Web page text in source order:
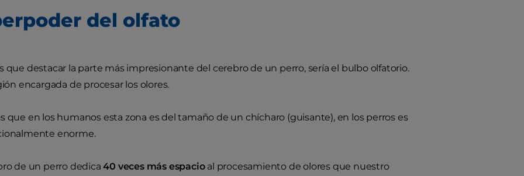
del olfato
que destacar la parte más impresionante del cerebro de un perro, sería el bulbo olfatorio.
encargada de procesar los olores.
que en los humanos esta zona es del tamaño de un chícharo (guisante), en los perros es
enorme.
de un perro dedica40 veces más espacioal procesamiento de olores que nuestro